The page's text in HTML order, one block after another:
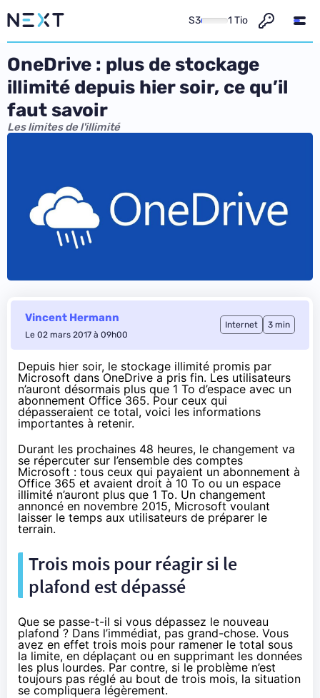
S3 1 Tio
OneDrive : plus de stockage
illimité depuis hier soir, ce qu’il
faut savoir
Les limites de l'illimité
Vincent Hermann
Le 02 mars 2017 à 09h00
Internet 3 min
Depuis hier soir, le stockage illimité promis par
Microsoft dans OneDrive a pris fin. Les utilisateurs
n’auront désormais plus que 1 To d’espace avec un
abonnement Office 365. Pour ceux qui
dépasseraient ce total, voici les informations
importantes à retenir.
Durant les prochaines 48 heures, le changement va
se répercuter sur l’ensemble des comptes
Microsoft : tous ceux qui payaient un abonnement à
Office 365 et avaient droit à 10 To ou un espace
illimité n’auront plus que 1 To. Un changement
annoncé en novembre 2015, Microsoft voulant
laisser le temps aux utilisateurs de préparer le
terrain.
Trois mois pour réagir si le
plafond est dépassé
Que se passe-t-il si vous dépassez le nouveau
plafond ? Dans l’immédiat, pas grand-chose. Vous
avez en effet trois mois pour ramener le total sous
la limite, en déplaçant ou en supprimant les données
les plus lourdes. Par contre, si le problème n’est
toujours pas réglé au bout de trois mois, la situation
se compliquera légèrement.